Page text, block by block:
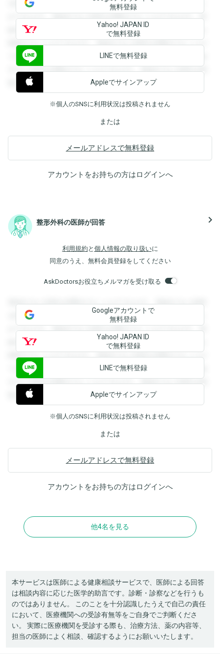
を閲覧することができます。登録すると回答を閲覧すること
ができます。登録すると回答を閲覧することができます。登
録すると回答を閲覧することができます。登録すると回答を
閲覧することができます。登録すると回答を閲覧することが
できます。登録すると回答を閲覧することができます。登録
すると回答を閲覧することができます。登録すると回答を閲
覧することができます。
無料登録
Yahoo! JAPAN ID
で無料登録
LINEで無料登録
Appleでサインアップ
※個人のSNSに利用状況は投稿されません
または
メールアドレスで無料登録
アカウントをお持ちの方はログインへ
整形外科の医師が回答 navigate_next
利用規約 と 個人情報の取り扱いに
同意のうえ、無料会員登録をしてください
AskDoctorsお役立ちメルマガを受け取る
登録すると回答を閲覧することができます。登録すると回答
を閲覧することができます。登録すると回答を閲覧すること
ができます。登録すると回答を閲覧することができます。登
録すると回答を閲覧することができます。登録すると回答を
閲覧することができます。登録すると回答を閲覧することが
できます。登録すると回答を閲覧することができます。登録
すると回答を閲覧することができます。登録すると回答を閲
覧することができます。
Googleアカウントで
無料登録
Yahoo! JAPAN ID
で無料登録
LINEで無料登録
Appleでサインアップ
※個人のSNSに利用状況は投稿されません
または
メールアドレスで無料登録
アカウントをお持ちの方はログインへ
他4名を見る
本サービスは医師による健康相談サービスで、医師による回答
は相談内容に応じた医学的助言です。診断・診察などを行うも
のではありません。 このことを十分認識したうえで自己の責任
において、医療機関への受診有無等をご自身でご判断くださ
い。 実際に医療機関を受診する際も、治療方法、薬の内容等、
担当の医師によく相談、確認するようにお願いいたします。